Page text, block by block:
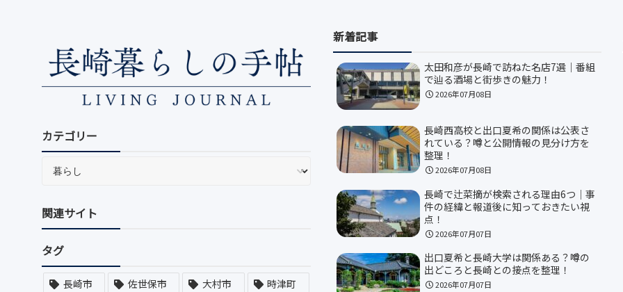
カテゴリー
関連サイト
タグ
長崎市 佐世保市 大村市 時津町
新着記事
太田和彦が長崎で訪ねた名店7選｜番組
で辿る酒場と街歩きの魅力！
2026年07月08日
長崎西高校と出口夏希の関係は公表さ
れている？噂と公開情報の見分け方を
整理！
2026年07月08日
長崎で辻菜摘が検索される理由6つ｜事
件の経緯と報道後に知っておきたい視
点！
2026年07月07日
出口夏希と長崎大学は関係ある？噂の
出どころと長崎との接点を整理！
2026年07月07日